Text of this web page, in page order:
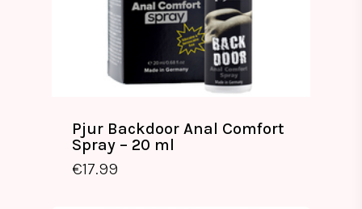
Pjur Backdoor Anal Comfort
Spray – 20 ml
€17.99
€